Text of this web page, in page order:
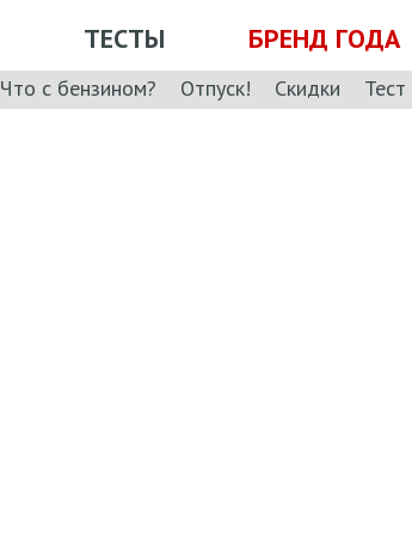
ТЕСТЫ БРЕНД ГОДА
Что с бензином? Отпуск! Скидки